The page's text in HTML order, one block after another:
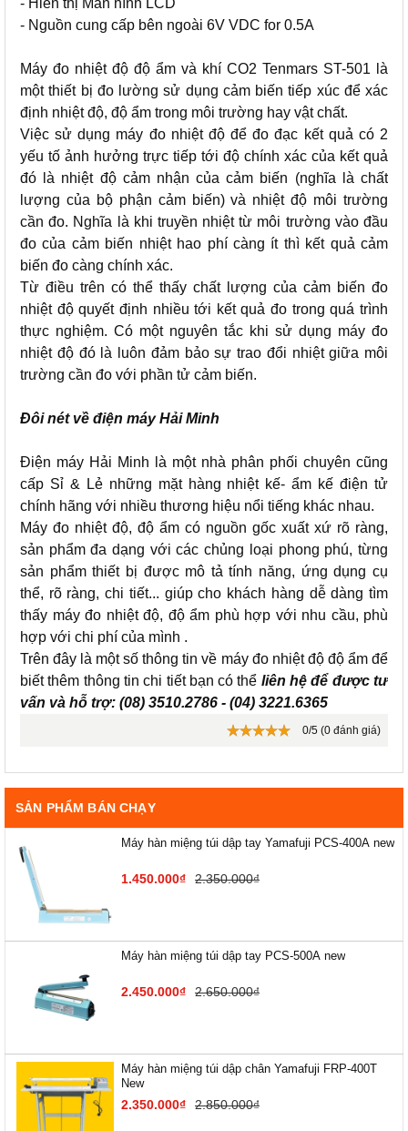
- Nguồn cung cấp bên ngoài 6V VDC for 0.5A
Máy đo nhiệt độ độ ẩm và khí CO2 Tenmars ST-501 là
một thiết bị đo lường sử dụng cảm biến tiếp xúc để xác
định nhiệt độ, độ ẩm trong môi trường hay vật chất.
Việc sử dụng máy đo nhiệt độ để đo đạc kết quả có 2
yếu tố ảnh hưởng trực tiếp tới độ chính xác của kết quả
đó là nhiệt độ cảm nhận của cảm biến (nghĩa là chất
lượng của bộ phận cảm biến) và nhiệt độ môi trường
cần đo. Nghĩa là khi truyền nhiệt từ môi trường vào đầu
đo của cảm biến nhiệt hao phí càng ít thì kết quả cảm
biến đo càng chính xác.
Từ điều trên có thể thấy chất lượng của cảm biến đo
nhiệt độ quyết định nhiều tới kết quả đo trong quá trình
thực nghiệm. Có một nguyên tắc khi sử dụng máy đo
nhiệt độ đó là luôn đảm bảo sự trao đổi nhiệt giữa môi
trường cần đo với phần tử cảm biến.
Đôi nét về điện máy Hải Minh
Điện máy Hải Minh là một nhà phân phối chuyên cũng
cấp Sỉ & Lẻ những mặt hàng nhiệt kế- ẩm kế điện tử
chính hãng với nhiều thương hiệu nổi tiếng khác nhau.
Máy đo nhiệt độ, độ ẩm có nguồn gốc xuất xứ rõ ràng,
sản phẩm đa dạng với các chủng loại phong phú, từng
sản phẩm thiết bị được mô tả tính năng, ứng dụng cụ
thể, rõ ràng, chi tiết... giúp cho khách hàng dễ dàng tìm
thấy máy đo nhiệt độ, độ ẩm phù hợp với nhu cầu, phù
hợp với chi phí của mình .
Trên đây là một số thông tin về máy đo nhiệt độ độ ẩm để
biết thêm thông tin chi tiết bạn có thể liên hệ để được tư
vấn và hỗ trợ: (08) 3510.2786 - (04) 3221.6365
0/5 (0 đánh giá)
SẢN PHẨM BÁN CHẠY
Máy hàn miệng túi dập tay Yamafuji PCS-400A new
1.450.000₫ 2.350.000₫
Máy hàn miệng túi dập tay PCS-500A new
2.450.000₫ 2.650.000₫
Máy hàn miệng túi dập chân Yamafuji FRP-400T
New
2.350.000₫ 2.850.000₫